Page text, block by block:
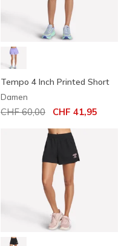
Tempo 4 Inch Printed Short
Damen
Reduziert von
CHF 60,00 auf
CHF 41,95